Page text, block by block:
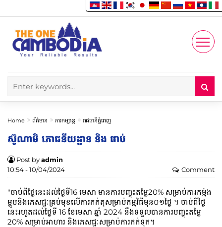
Account
Enjoy
Home ព័ត៌មាន ការកម្សាន្ត រាជធានីភ្នំពេញ
ស៊ូណាមិ ភោជនីយដ្ឋាន និង ផាប់
Post byadmin
10:54 - 10/04/2024
Comment
"ចាប់ពីថ្ងៃនេះដល់ថ្ងៃទី16 មេសា មានការបញ្ចុះតម្លៃ20% សម្រាប់ការកម៉្មង
ម្ហូបនិងភេសជ្ជៈគ្រប់មុខលើការកក់តុសម្រាប់កម្មវិធីមុន០១ថ្ងៃ ។ ចាប់ពីថ្ងៃ
នេះរហូតដល់ថ្ងៃទី 16 ខែមេសា ឆ្នាំ 2024 នឹងទទួលបានការបញ្ចុះតម្លៃ
20% សម្រាប់អាហារ និងភេសជ្ជៈសម្រាប់ការកក់ទុក។